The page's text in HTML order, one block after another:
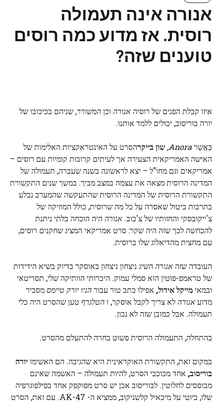
אנורה אינה תעמולה
רוסית. אז מדוע כמה רוסים
טוענים שזה?
איזו קבלת הפנים של רוסיהאנורה וכןהמשורר, שניהם בכיכובו של
יורה בוריסוב, יכולים ללמד אותנו.
כַּאֲשֵׁרAnora, שון בייקרהסרט על האינטראקציות האלימות של
האישה האמריקאית הצעירה אך לעיתים קרובות קומיות עם רוסים –
אמריקאים וגם מחו"ל – יצא לראשונה בשנה שעברה, תעמולה של
המדינה הרוסית מצאה את עצמה במצב מביך. במשך שנים התקשורת
התקשורת הרוסית של המדינה הרוסית שהתעקשה שהמערב נבלע
בתרבות ביטול שאסרה על כל מה שרוסית, כולל המוזיקה של
צ'ייקובסקי והחזותיו של צ'כוב. אנורה היה הוכחה בלתי ניתנת
להכחשה לכך שזה היה שקר: סרט אמריקאי המציג שחקנים רוסים,
עם מחצית מהדיאלוג שלו ברוסית.
העובדה שזהאנורה השיג ניצחון ניצחון באוסקר בדיוק בשיא הידידות
של טראמפ-פוטין הוא סמלי עמוק. היכרותי הוותיקה שלי, תסריטאי
ובמאימייקל אידול, אפילו כתב טור עבורהניו יורק טיימסמסביר
מדועאנורהלא צריך לקבל אוסקר, והטלגרף טען שהסרט היה כלי
תעמולה. אבל כמובן שזה לא נכון.
בהתחלה, התעמולה הרוסית פשוט בחרה להתעלם מהסרט.
במקום זאת, התקשורת האוקראינית היא שהגיבה. הם האשימויורה
בוריסוב, אחד מכוכבי הסרט, להיות תעמולה – האשמה שאינם
מבוססים לחלוטין. לבוריסוב אכן יש סרט מפוקפק אחד בפילפוגרפיה
שלו, ביוטי על מיכאיל קלשניקוב, ממציא ה- AK-47. עם זאת, הסרט